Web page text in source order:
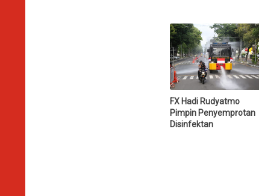
FX Hadi Rudyatmo
Pimpin Penyemprotan
Disinfektan